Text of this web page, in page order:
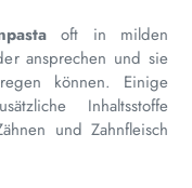
oft in milden
ansprechen und sie
können. Einige
Inhaltsstoffe
und Zahnfleisch